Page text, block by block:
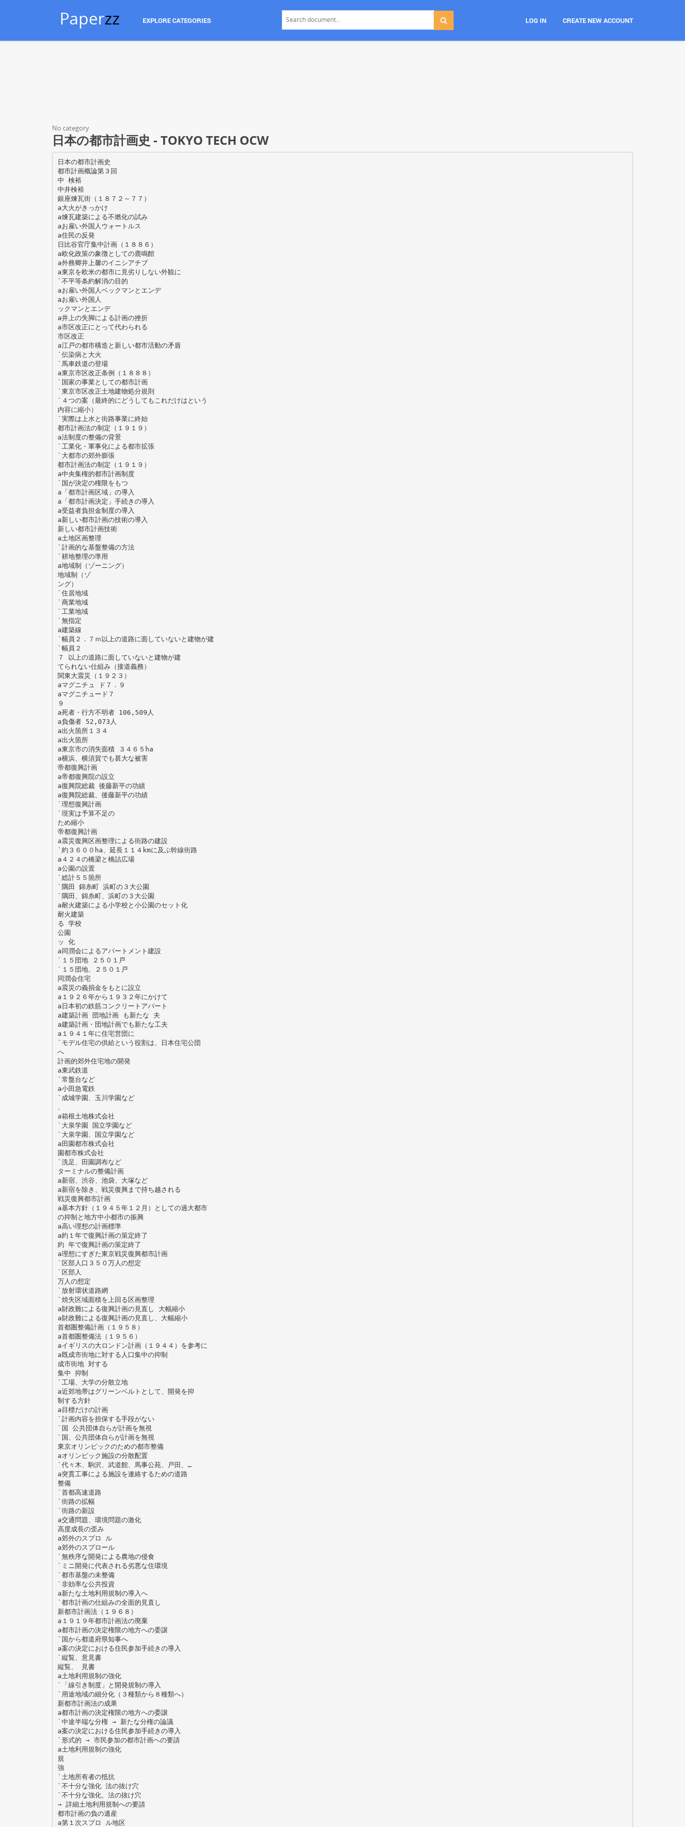
Paperzz EXPLORE CATEGORIES LOG IN CREATE NEW ACCOUNT
No category
日本の都市計画史 - TOKYO TECH OCW
日本の都市計画史
都市計画概論第３回
中 検裕
中井検裕
銀座煉瓦街（１８７２～７７）
a大火がきっかけ
a煉瓦建築による不燃化の試み
aお雇い外国人ウォートルス
a住民の反発
日比谷官庁集中計画（１８８６）
a欧化政策の象徴としての鹿鳴館
a外務卿井上馨のイニシアチブ
a東京を欧米の都市に見劣りしない外観に
`不平等条約解消の目的
aお雇い外国人ベックマンとエンデ
aお雇い外国人
ックマンとエンデ
a井上の失脚による計画の挫折
a市区改正にとって代わられる
市区改正
a江戸の都市構造と新しい都市活動の矛盾
`伝染病と大火
`馬車鉄道の登場
a東京市区改正条例（１８８８）
`国家の事業としての都市計画
`東京市区改正土地建物処分規則
`４つの案（最終的にどうしてもこれだけはという
内容に縮小）
`実際は上水と街路事業に終始
都市計画法の制定（１９１９）
a法制度の整備の背景
`工業化・軍事化による都市拡張
`大都市の郊外膨張
都市計画法の制定（１９１９）
a中央集権的都市計画制度
`国が決定の権限をもつ
a「都市計画区域」の導入
a「都市計画決定」手続きの導入
a受益者負担金制度の導入
a新しい都市計画の技術の導入
新しい都市計画技術
a土地区画整理
`計画的な基盤整備の方法
`耕地整理の準用
a地域制（ゾーニング）
地域制（ゾ
ング）
`住居地域
`商業地域
`工業地域
`無指定
a建築線
`幅員２．７ｍ以上の道路に面していないと建物が建
`幅員２
７ 以上の道路に面していないと建物が建
てられない仕組み（接道義務）
関東大震災（１９２３）
aマグニチュ ド７．９
aマグニチュード７
９
a死者・行方不明者 106,509人
a負傷者 52,073人
a出火箇所１３４
a出火箇所
a東京市の消失面積 ３４６５ha
a横浜、横須賀でも甚大な被害
帝都復興計画
a帝都復興院の設立
a復興院総裁 後藤新平の功績
a復興院総裁、後藤新平の功績
`理想復興計画
`現実は予算不足の
ため縮小
帝都復興計画
a震災復興区画整理による街路の建設
`約３６００ha、延長１１４kmに及ぶ幹線街路
a４２４の橋梁と橋詰広場
a公園の設置
`総計５５箇所
`隅田 錦糸町 浜町の３大公園
`隅田、錦糸町、浜町の３大公園
a耐火建築による小学校と小公園のセット化
耐火建築
る 学校
公園
ッ 化
a同潤会によるアパートメント建設
`１５団地 ２５０１戸
`１５団地、２５０１戸
同潤会住宅
a震災の義捐金をもとに設立
a１９２６年から１９３２年にかけて
a日本初の鉄筋コンクリートアパート
a建築計画 団地計画 も新たな 夫
a建築計画・団地計画でも新たな工夫
a１９４１年に住宅営団に
`モデル住宅の供給という役割は、日本住宅公団
へ
計画的郊外住宅地の開発
a東武鉄道
`常盤台など
a小田急電鉄
`成城学園、玉川学園など
a箱根土地株式会社
`大泉学園 国立学園など
`大泉学園、国立学園など
a田園都市株式会社
園都市株式会社
`洗足、田園調布など
ターミナルの整備計画
a新宿、渋谷、池袋、大塚など
a新宿を除き、戦災復興まで持ち越される
戦災復興都市計画
a基本方針（１９４５年１２月）としての過大都市
の抑制と地方中小都市の振興
a高い理想の計画標準
a約１年で復興計画の策定終了
約 年で復興計画の策定終了
a理想にすぎた東京戦災復興都市計画
`区部人口３５０万人の想定
`区部人
万人の想定
`放射環状道路網
`焼失区域面積を上回る区画整理
a財政難による復興計画の見直し 大幅縮小
a財政難による復興計画の見直し、大幅縮小
首都圏整備計画（１９５８）
a首都圏整備法（１９５６）
aイギリスの大ロンドン計画（１９４４）を参考に
a既成市街地に対する人口集中の抑制
成市街地 対する
集中 抑制
`工場、大学の分散立地
a近郊地帯はグリーンベルトとして、開発を抑
制する方針
a目標だけの計画
`計画内容を担保する手段がない
`国 公共団体自らが計画を無視
`国、公共団体自らが計画を無視
東京オリンピックのための都市整備
aオリンピック施設の分散配置
`代々木、駒沢、武道館、馬事公苑、戸田、…
a突貫工事による施設を連絡するための道路
整備
`首都高速道路
`街路の拡幅
`街路の新設
a交通問題、環境問題の激化
高度成長の歪み
a郊外のスプロ ル
a郊外のスプロール
`無秩序な開発による農地の侵食
`ミニ開発に代表される劣悪な住環境
`都市基盤の未整備
`非効率な公共投資
a新たな土地利用規制の導入へ
`都市計画の仕組みの全面的見直し
新都市計画法（１９６８）
a１９１９年都市計画法の廃棄
a都市計画の決定権限の地方への委譲
`国から都道府県知事へ
a案の決定における住民参加手続きの導入
`縦覧、意見書
縦覧、 見書
a土地利用規制の強化
`「線引き制度」と開発規制の導入
`用途地域の細分化（３種類から８種類へ）
新都市計画法の成果
a都市計画の決定権限の地方への委譲
`中途半端な分権 → 新たな分権の論議
a案の決定における住民参加手続きの導入
`形式的 → 市民参加の都市計画への要請
a土地利用規制の強化
規
強
`土地所有者の抵抗
`不十分な強化 法の抜け穴
`不十分な強化、法の抜け穴
→ 詳細土地利用規制への要請
都市計画の負の遺産
a第１次スプロ ル地区